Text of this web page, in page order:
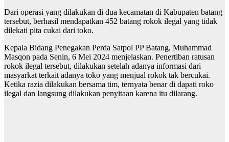
Dari operasi yang dilakukan di dua kecamatan di Kabupaten batang
tersebut, berhasil mendapatkan 452 batang rokok ilegal yang tidak
dilekati pita cukai dari toko.
Kepala Bidang Penegakan Perda Satpol PP Batang, Muhammad
Masqon pada Senin, 6 Mei 2024 menjelaskan. Penertiban ratusan
rokok ilegal tersebut, dilakukan setelah adanya informasi dari
masyarkat terkait adanya toko yang menjual rokok tak bercukai.
Ketika razia dilakukan bersama tim, ternyata benar di dapati roko
ilegal dan langsung dilakukan penyitaan karena itu dilarang.